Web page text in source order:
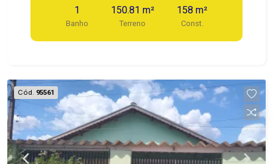
1
Banho
150.81 m²
Terreno
158 m²
Const.
Cód. 95561